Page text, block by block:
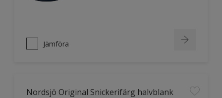
Jämföra
Nordsjö Original Snickerifärg halvblank